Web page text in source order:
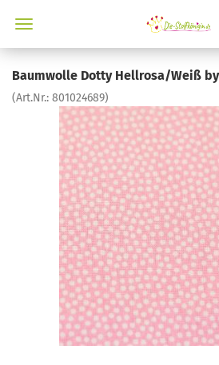
Baumwolle Dotty Hellrosa/Weiß
(Art.Nr.: 801024689)